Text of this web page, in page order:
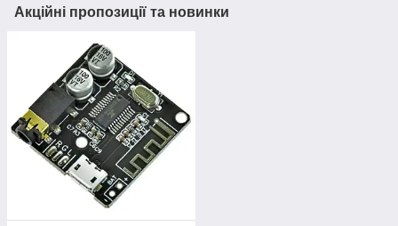
Акційні пропозиції та новинки